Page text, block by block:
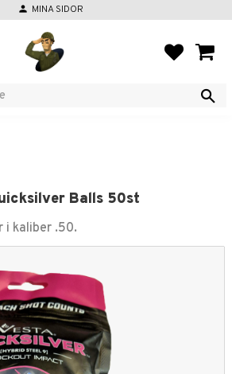
person MINA SIDOR
Balls 50st
i kaliber .50.